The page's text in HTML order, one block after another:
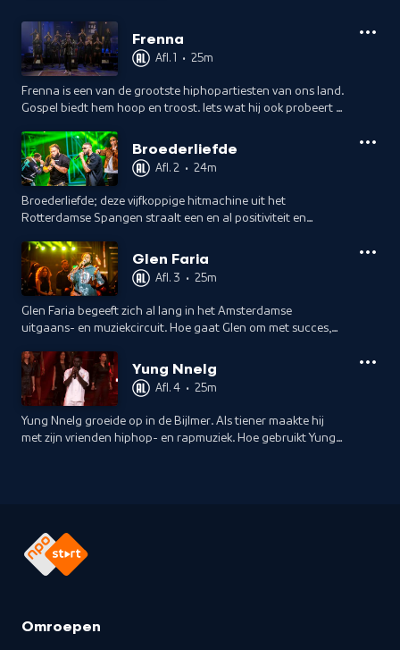
Frenna
Afl. 1 • 25m
Frenna is een van de grootste hiphopartiesten van ons land.
Gospel biedt hem hoop en troost. Iets wat hij ook probeert te
Broederliefde
Afl. 2 • 24m
Broederliefde; deze vijfkoppige hitmachine uit het
Rotterdamse Spangen straalt een en al positiviteit en
van vriendschap?
Glen Faria
Afl. 3 • 25m
Glen Faria begeeft zich al lang in het Amsterdamse
uitgaans- en muziekcircuit. Hoe gaat Glen om met succes,
Défano Holwijn.
Yung Nnelg
Afl. 4 • 25m
Yung Nnelg groeide op in de Bijlmer. Als tiener maakte hij
met zijn vrienden hiphop- en rapmuziek. Hoe gebruikt Yung
Omroepen